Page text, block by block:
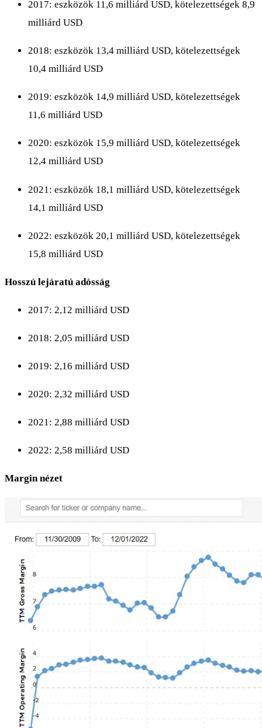
2017: eszközök 11,6 milliárd USD, kötelezettségek 8,9
milliárd USD
2018: eszközök 13,4 milliárd USD, kötelezettségek
10,4 milliárd USD
2019: eszközök 14,9 milliárd USD, kötelezettségek
11,6 milliárd USD
2020: eszközök 15,9 milliárd USD, kötelezettségek
12,4 milliárd USD
2021: eszközök 18,1 milliárd USD, kötelezettségek
14,1 milliárd USD
2022: eszközök 20,1 milliárd USD, kötelezettségek
15,8 milliárd USD
Hosszú lejáratú adósság
2017: 2,12 milliárd USD
2018: 2,05 milliárd USD
2019: 2,16 milliárd USD
2020: 2,32 milliárd USD
2021: 2,88 milliárd USD
2022: 2,58 milliárd USD
Margin nézet